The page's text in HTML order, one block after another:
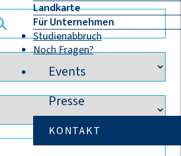
Landkarte
Für Unternehmen
Studienabbruch
Noch Fragen?
Events
Presse
KONTAKT